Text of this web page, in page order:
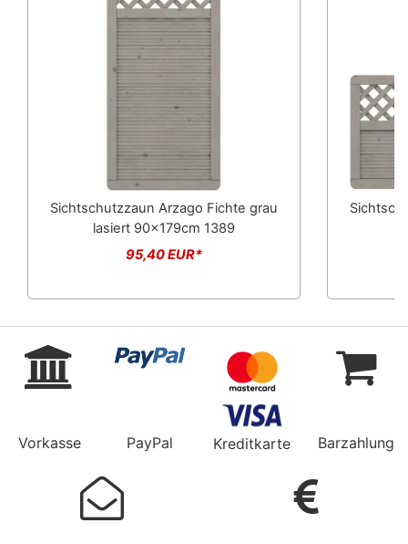
Sichtschutzzaun Arzago Fichte grau
lasiert 90x179cm 1389
95,40 EUR*
Vorkasse PayPal Kreditkarte Barzahlung